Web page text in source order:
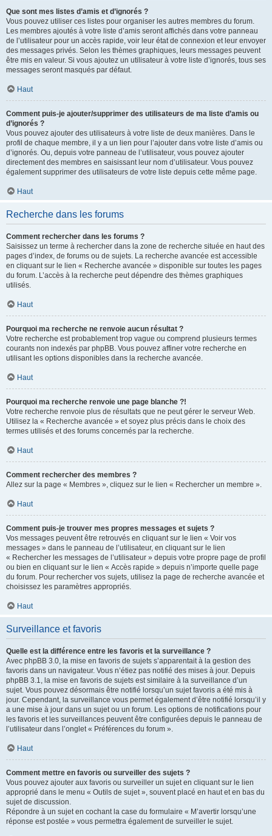
Que sont mes listes d’amis et d’ignorés ?
Vous pouvez utiliser ces listes pour organiser les autres membres du forum.
Les membres ajoutés à votre liste d’amis seront affichés dans votre panneau
de l’utilisateur pour un accès rapide, voir leur état de connexion et leur envoyer
des messages privés. Selon les thèmes graphiques, leurs messages peuvent
être mis en valeur. Si vous ajoutez un utilisateur à votre liste d’ignorés, tous ses
messages seront masqués par défaut.
Haut
Comment puis-je ajouter/supprimer des utilisateurs de ma liste d’amis ou
d’ignorés ?
Vous pouvez ajouter des utilisateurs à votre liste de deux manières. Dans le
profil de chaque membre, il y a un lien pour l’ajouter dans votre liste d’amis ou
d’ignorés. Ou, depuis votre panneau de l’utilisateur, vous pouvez ajouter
directement des membres en saisissant leur nom d’utilisateur. Vous pouvez
également supprimer des utilisateurs de votre liste depuis cette même page.
Haut
Recherche dans les forums
Comment rechercher dans les forums ?
Saisissez un terme à rechercher dans la zone de recherche située en haut des
pages d’index, de forums ou de sujets. La recherche avancée est accessible
en cliquant sur le lien « Recherche avancée » disponible sur toutes les pages
du forum. L’accès à la recherche peut dépendre des thèmes graphiques
utilisés.
Haut
Pourquoi ma recherche ne renvoie aucun résultat ?
Votre recherche est probablement trop vague ou comprend plusieurs termes
courants non indexés par phpBB. Vous pouvez affiner votre recherche en
utilisant les options disponibles dans la recherche avancée.
Haut
Pourquoi ma recherche renvoie une page blanche ?!
Votre recherche renvoie plus de résultats que ne peut gérer le serveur Web.
Utilisez la « Recherche avancée » et soyez plus précis dans le choix des
termes utilisés et des forums concernés par la recherche.
Haut
Comment rechercher des membres ?
Allez sur la page « Membres », cliquez sur le lien « Rechercher un membre ».
Haut
Comment puis-je trouver mes propres messages et sujets ?
Vos messages peuvent être retrouvés en cliquant sur le lien « Voir vos
messages » dans le panneau de l’utilisateur, en cliquant sur le lien
« Rechercher les messages de l’utilisateur » depuis votre propre page de profil
ou bien en cliquant sur le lien « Accès rapide » depuis n’importe quelle page
du forum. Pour rechercher vos sujets, utilisez la page de recherche avancée et
choisissez les paramètres appropriés.
Haut
Surveillance et favoris
Quelle est la différence entre les favoris et la surveillance ?
Avec phpBB 3.0, la mise en favoris de sujets s’apparentait à la gestion des
favoris dans un navigateur. Vous n’étiez pas notifié des mises à jour. Depuis
phpBB 3.1, la mise en favoris de sujets est similaire à la surveillance d’un
sujet. Vous pouvez désormais être notifié lorsqu’un sujet favoris a été mis à
jour. Cependant, la surveillance vous permet également d’être notifié lorsqu’il y
a une mise à jour dans un sujet ou un forum. Les options de notifications pour
les favoris et les surveillances peuvent être configurées depuis le panneau de
l’utilisateur dans l’onglet « Préférences du forum ».
Haut
Comment mettre en favoris ou surveiller des sujets ?
Vous pouvez ajouter aux favoris ou surveiller un sujet en cliquant sur le lien
approprié dans le menu « Outils de sujet », souvent placé en haut et en bas du
sujet de discussion.
Répondre à un sujet en cochant la case du formulaire « M’avertir lorsqu’une
réponse est postée » vous permettra également de surveiller le sujet.